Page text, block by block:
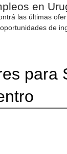
en
las últimas
de
para